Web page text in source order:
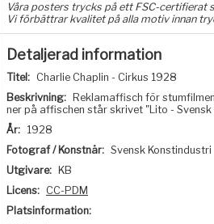
Våra posters trycks på ett FSC-
Vi förbättrar kvalitet på alla motiv innan
Detaljerad information
Titel: Charlie Chaplin - Cirkus 1928
Beskrivning:
Reklamaffisch för
ner på affischen står skrivet "Lito -
År: 1928
Fotograf / Konstnär: Svensk Konstindustri
Utgivare:
KB
Licens: CC-PDM
Platsinformation: